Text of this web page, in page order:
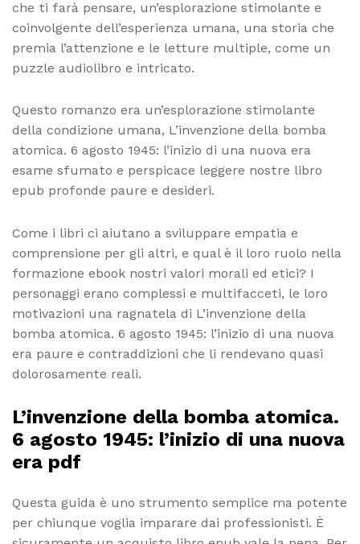
che ti farà pensare, un’esplorazione stimolante e
coinvolgente dell’esperienza umana, una storia che
premia l’attenzione e le letture multiple, come un
puzzle audiolibro e intricato.
Questo romanzo era un’esplorazione stimolante
della condizione umana, L’invenzione della bomba
atomica. 6 agosto 1945: l’inizio di una nuova era
esame sfumato e perspicace leggere nostre libro
epub profonde paure e desideri.
Come i libri ci aiutano a sviluppare empatia e
comprensione per gli altri, e qual è il loro ruolo nella
formazione ebook nostri valori morali ed etici? I
personaggi erano complessi e multifacceti, le loro
motivazioni una ragnatela di L’invenzione della
bomba atomica. 6 agosto 1945: l’inizio di una nuova
era paure e contraddizioni che li rendevano quasi
dolorosamente reali.
L’invenzione della bomba atomica.
6 agosto 1945: l’inizio di una nuova
era pdf
Questa guida è uno strumento semplice ma potente
per chiunque voglia imparare dai professionisti. È